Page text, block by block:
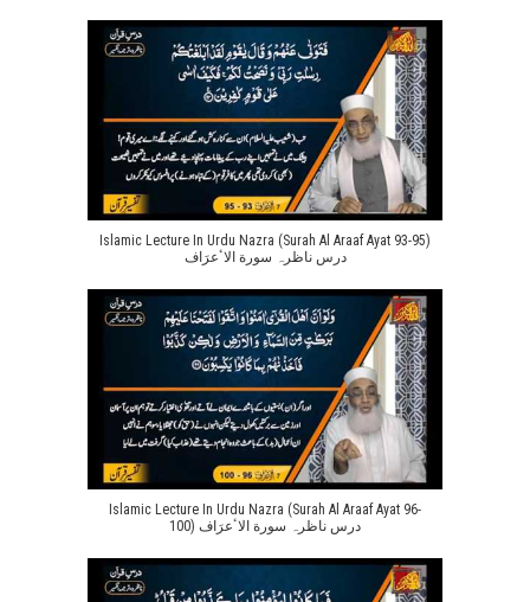
Islamic Lecture In Urdu Nazra (Surah Al Araaf Ayat 93-95)
درس ناظرہ سورة الاٴعرَاف
Islamic Lecture In Urdu Nazra (Surah Al Araaf Ayat 96-
100) درس ناظرہ سورة الاٴعرَاف